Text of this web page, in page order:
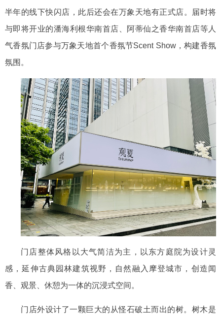
半年的线下快闪店，此后还会在万象天地有正式店。届时将
与即将开业的潘海利根华南首店、阿蒂仙之香华南首店等人
气香氛门店参与万象天地首个香氛节Scent Show，构建香氛
氛围。
门店整体风格 以大气简洁为主，以东方庭院为设计灵
感，延伸古典园林建筑视野，自然融入摩登城市，创造闻
香、观景、休憩为一体的沉浸式空间。
门店外设计了一颗巨大的从怪石破土而出的树。树木是